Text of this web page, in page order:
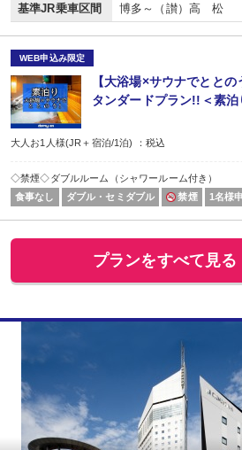
基準JR乗車区間 博多～（讃）高 松
WEB申込み限定
【大浴場×サウナでとと
タンダードプラン!!＜素泊
大人お1人様(JR＋宿泊/1泊) ：税込
◇禁煙◇ダブルルーム（シャワールーム付き）
食事なし
ダブル・セミダブル 禁煙 1名様
プランをすべて見る